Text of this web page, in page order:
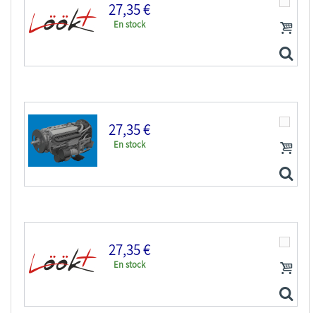
Eduard kit d'amelioration avion brassin Print...
27,35 €
En stock
Eduard kit d'amelioration avion Löök+ 644298 P-40E...
27,35 €
En stock
Eduard kit d'amelioration avion brassin Print...
27,35 €
En stock